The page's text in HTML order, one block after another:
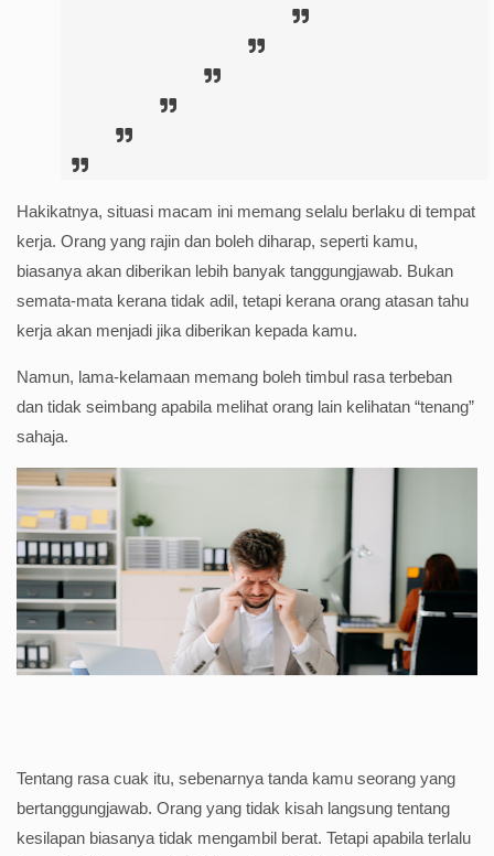
Hakikatnya, situasi macam ini memang selalu berlaku di tempat
kerja. Orang yang rajin dan boleh diharap, seperti kamu,
biasanya akan diberikan lebih banyak tanggungjawab. Bukan
semata-mata kerana tidak adil, tetapi kerana orang atasan tahu
kerja akan menjadi jika diberikan kepada kamu.
Namun, lama-kelamaan memang boleh timbul rasa terbeban
dan tidak seimbang apabila melihat orang lain kelihatan “tenang”
sahaja.
Tentang rasa cuak itu, sebenarnya tanda kamu seorang yang
bertanggungjawab. Orang yang tidak kisah langsung tentang
kesilapan biasanya tidak mengambil berat. Tetapi apabila terlalu